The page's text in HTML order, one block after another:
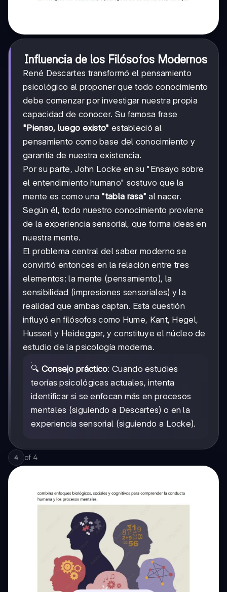
Influencia de los Filósofos Modernos
René Descartes transformó el pensamiento
psicológico al proponer que todo conocimiento
debe comenzar por investigar nuestra propia
capacidad de conocer. Su famosa frase
"Pienso, luego existo" estableció al
pensamiento como base del conocimiento y
garantía de nuestra existencia.
Por su parte, John Locke en su "Ensayo sobre
el entendimiento humano" sostuvo que la
mente es como una "tabla rasa" al nacer.
Según él, todo nuestro conocimiento proviene
de la experiencia sensorial, que forma ideas en
nuestra mente.
El problema central del saber moderno se
convirtió entonces en la relación entre tres
elementos: la mente (pensamiento), la
sensibilidad (impresiones sensoriales) y la
realidad que ambas captan. Esta cuestión
influyó en filósofos como Hume, Kant, Hegel,
Husserl y Heidegger, y constituye el núcleo de
estudio de la psicología moderna.
🔍 Consejo práctico: Cuando estudies
teorías psicológicas actuales, intenta
identificar si se enfocan más en procesos
mentales (siguiendo a Descartes) o en la
experiencia sensorial (siguiendo a Locke).
4 of 4